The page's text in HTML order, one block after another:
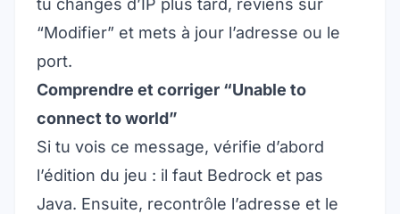
tu changes d’IP plus tard, reviens sur
“Modifier” et mets à jour l’adresse ou le
port.
Comprendre et corriger “Unable to
connect to world”
Si tu vois ce message, vérifie d’abord
l’édition du jeu : il faut Bedrock et pas
Java. Ensuite, recontrôle l’adresse et le